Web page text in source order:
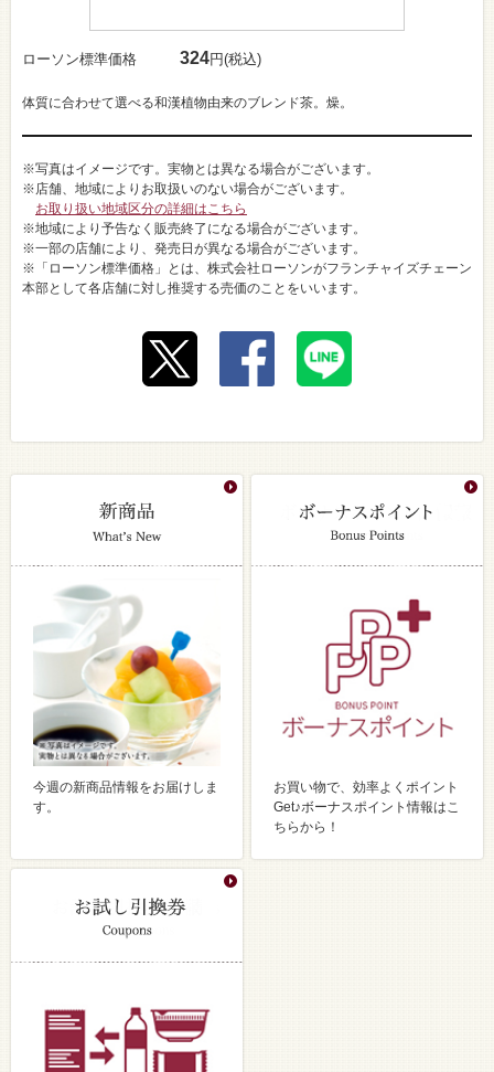
ローソン標準価格 324円(税込)
体質に合わせて選べる和漢植物由来のブレンド茶。燥。
※写真はイメージです。実物とは異なる場合がございます。
※店舗、地域によりお取扱いのない場合がございます。
お取り扱い地域区分の詳細はこちら
※地域により予告なく販売終了になる場合がございます。
※一部の店舗により、発売日が異なる場合がございます。
※「ローソン標準価格」とは、株式会社ローソンがフランチャイズチェーン
本部として各店舗に対し推奨する売価のことをいいます。
今週の新商品情報をお届けしま
す。
お買い物で、効率よくポイント
Get♪ボーナスポイント情報はこ
ちらから！